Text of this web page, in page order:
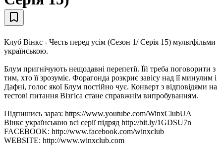
Клуб Вінкс - Честь перед усім (Сезон 1/ Серія 15) мультфільми
українською.
Блум пригнічують нещодавні перепетії. Їй треба поговорити з
тим, хто її зрозуміє. Форагонда розкриє завісу над її минулим і
Дафні, голос якої Блум постійно чує. Конверт з відповідями на
тестові питання Візгіса стане справжнім випробуванням.
Підпишись зараз: https://www.youtube.com/WinxClubUA
Вінкс українською всі серії підряд http://bit.ly/1GDSU7n
FACEBOOK: http://www.facebook.com/winxclub
WEBSITE: http://www.winxclub.com